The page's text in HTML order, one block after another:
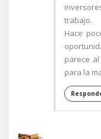
trabajo.
Hace
parece
para la